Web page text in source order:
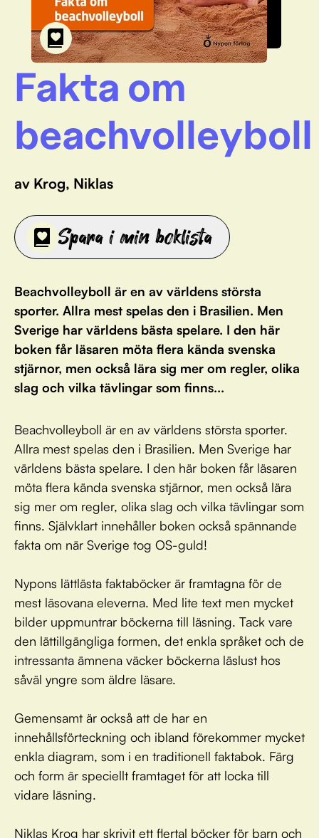
Fakta om
beachvolleyboll
av Krog, Niklas
Spara i min boklista
Beachvolleyboll är en av världens största
sporter. Allra mest spelas den i Brasilien. Men
Sverige har världens bästa spelare. I den här
boken får läsaren möta flera kända svenska
stjärnor, men också lära sig mer om regler, olika
slag och vilka tävlingar som finns...
Beachvolleyboll är en av världens största sporter.
Allra mest spelas den i Brasilien. Men Sverige har
världens bästa spelare. I den här boken får läsaren
möta flera kända svenska stjärnor, men också lära
sig mer om regler, olika slag och vilka tävlingar som
finns. Självklart innehåller boken också spännande
fakta om när Sverige tog OS-guld!
Nypons lättlästa faktaböcker är framtagna för de
mest läsovana eleverna. Med lite text men mycket
bilder uppmuntrar böckerna till läsning. Tack vare
den lättillgängliga formen, det enkla språket och de
intressanta ämnena väcker böckerna läslust hos
såväl yngre som äldre läsare.
Gemensamt är också att de har en
innehållsförteckning och ibland förekommer mycket
enkla diagram, som i en traditionell faktabok. Färg
och form är speciellt framtaget för att locka till
vidare läsning.
Niklas Krog har skrivit ett flertal böcker för barn och